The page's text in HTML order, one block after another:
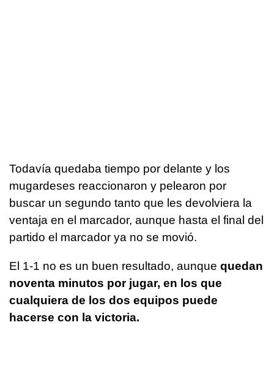
Todavía quedaba tiempo por delante y los
mugardeses reaccionaron y pelearon por
buscar un segundo tanto que les devolviera la
ventaja en el marcador, aunque hasta el final del
partido el marcador ya no se movió.
El 1-1 no es un buen resultado, aunque quedan
noventa minutos por jugar, en los que
cualquiera de los dos equipos puede
hacerse con la victoria.